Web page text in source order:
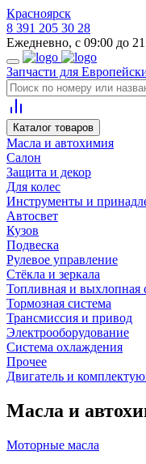
Красноярск
8 391 205 30 28
Ежедневно, с 09:00 до
Запчасти для
Каталог товаров
Масла и автохимия
Салон
Защита и декор
Для колес
Инструменты и
Автосвет
Кузов
Подвеска
Рулевое управление
Стёкла и зеркала
Топливная и выхлопная
Тормозная система
Трансмиссия и привод
Электрооборудование
Система охлаждения
Прочее
Двигатель и
Масла и
Моторные масла